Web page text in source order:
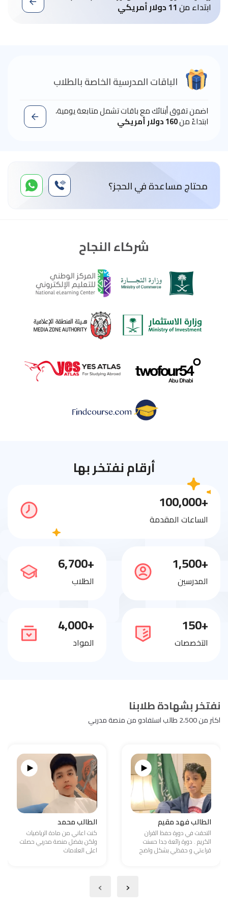
ابتداء من11 دولار أمريكي
الباقات المدرسية الخاصة بالطلاب
اضمن تفوق أبنائك مع باقات تشمل متابعة يومية،
ابتداءً من160 دولار أمريكي
محتاج مساعدة في الحجز؟
شركاء النجاح
أرقام نفتخر بها
+100,000
الساعات المقدمة
+1,500
المدرسين
+6,700
الطلاب
+150
التخصصات
+4,000
المواد
نفتخر بشهادة طلابنا
اكثر من 2،500 طالب استفادو من منصة مدربي
الطالب فهد مقيم
التحقت في دورة حفظ القران
الكريم . دورة رائعة جدا حسنت
قراءتي و حفظي بشكل واضح
الطالب محمد
كنت اعاني من مادة الرياضيات
ولكن بفضل منصة مدربي حصلت
اعلى العلامات
‹
›